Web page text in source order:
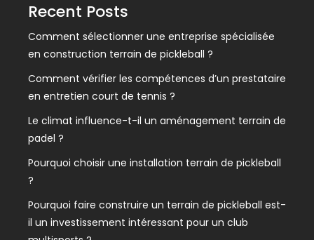
Recent Posts
Comment sélectionner une entreprise spécialisée
en construction terrain de pickleball ?
Comment vérifier les compétences d’un prestataire
en entretien court de tennis ?
Le climat influence-t-il un aménagement terrain de
padel ?
Pourquoi choisir une installation terrain de pickleball
?
Pourquoi faire construire un terrain de pickleball est-
il un investissement intéressant pour un club